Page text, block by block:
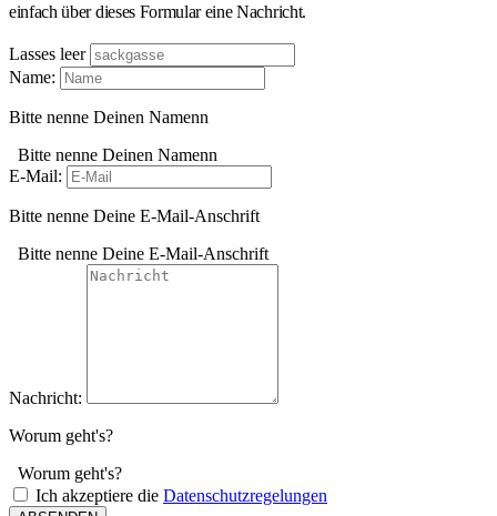
einfach über dieses Formular eine Nachricht.
Lasses leer
Name:
Bitte nenne Deinen Namenn
Bitte nenne Deinen Namenn
E-Mail:
Bitte nenne Deine E-Mail-Anschrift
Bitte nenne Deine E-Mail-Anschrift
Nachricht:
Worum geht's?
Worum geht's?
Ich akzeptiere die Datenschutzregelungen